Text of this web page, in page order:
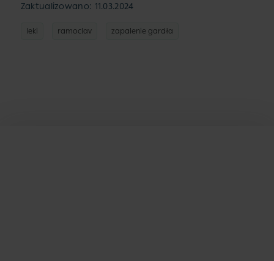
Zaktualizowano: 11.03.2024
leki ramoclav zapalenie gardła